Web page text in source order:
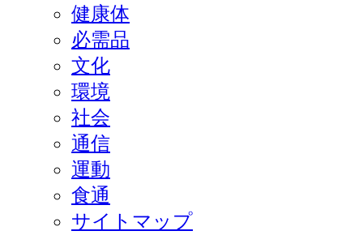
健康体
必需品
文化
環境
社会
通信
運動
食通
サイトマップ